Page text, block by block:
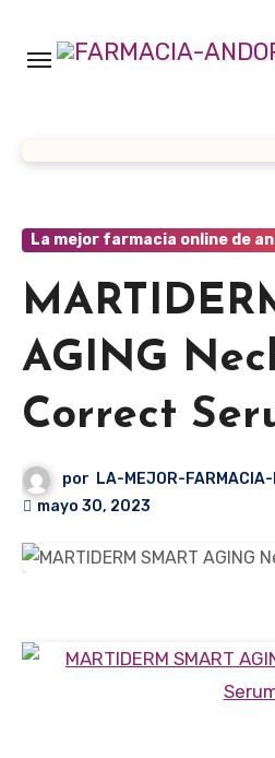
contenido
La mejor farmacia online de
AGING
Correct
por LA-MEJOR-
mayo 30, 2023